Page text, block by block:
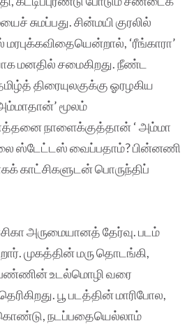
சுமப்பது. சின்மயி குரலில்
‘ரீங்காரா’
மனதில் சமைகிறது. நீண்ட
திரையுலகுக்கு ஓரழகிய
மூலம்
எத்தனை நாளைக்குத்தான் ‘ அம்மா
ஸ்டேட்டஸ் வைப்பதாம்? பின்னணி
காட்சிகளுடன் பொருந்திப்
அருமையானத் தேர்வு. படம்
முகத்தின் மரு தொடங்கி,
உடல்மொழி வரை
பூ படத்தின் மாரிபோல,
நடப்பதையெல்லாம்